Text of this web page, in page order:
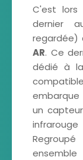
C'est lors
dernier
regardée)
AR. Ce
dédié à
embarque
un